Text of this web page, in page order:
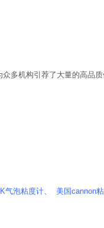
多机构引荐了大量的高品
气泡粘度计、 美国cannon